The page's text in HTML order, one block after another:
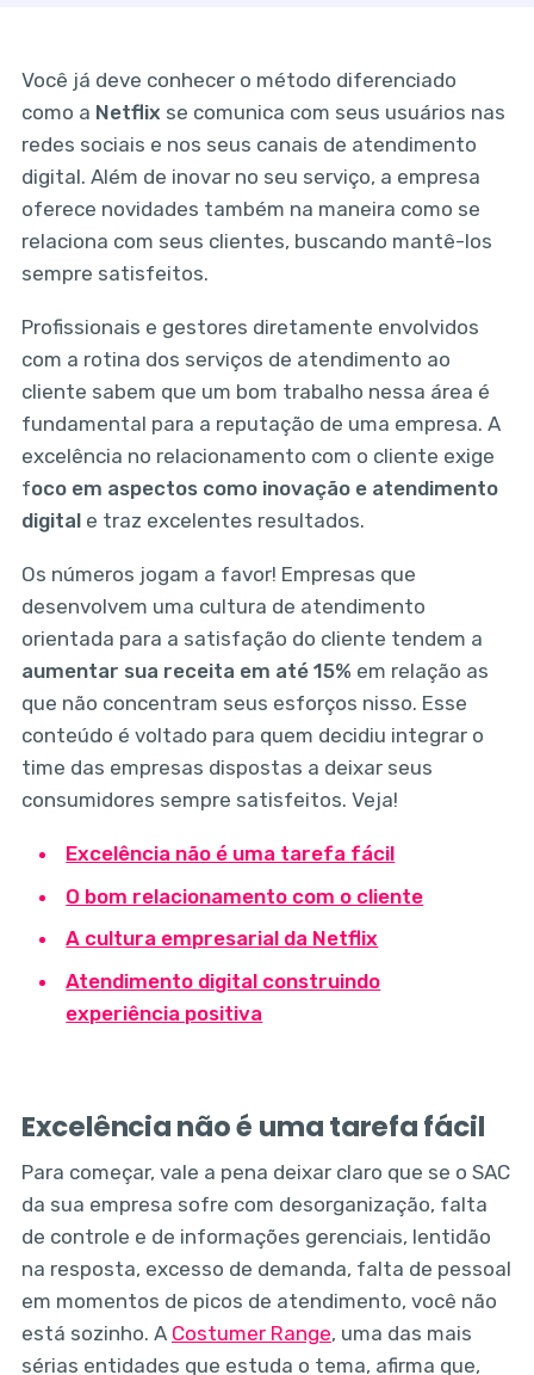
Você já deve conhecer o método diferenciado
como a Netflix se comunica com seus usuários nas
redes sociais e nos seus canais de atendimento
digital. Além de inovar no seu serviço, a empresa
oferece novidades também na maneira como se
relaciona com seus clientes, buscando mantê-los
sempre satisfeitos.
Profissionais e gestores diretamente envolvidos
com a rotina dos serviços de atendimento ao
cliente sabem que um bom trabalho nessa área é
fundamental para a reputação de uma empresa. A
excelência no relacionamento com o cliente exige
foco em aspectos como inovação e atendimento
digitale traz excelentes resultados.
Os números jogam a favor! Empresas que
desenvolvem uma cultura de atendimento
orientada para a satisfação do cliente tendem a
aumentar sua receita em até 15% em relação as
que não concentram seus esforços nisso. Esse
conteúdo é voltado para quem decidiu integrar o
time das empresas dispostas a deixar seus
consumidores sempre satisfeitos. Veja!
Excelência não é uma tarefa fácil
O bom relacionamento com o cliente
A cultura empresarial da Netflix
Atendimento digital construindo
experiência positiva
Excelência não é uma tarefa fácil
Para começar, vale a pena deixar claro que se o SAC
da sua empresa sofre com desorganização, falta
de controle e de informações gerenciais, lentidão
na resposta, excesso de demanda, falta de pessoal
em momentos de picos de atendimento, você não
está sozinho. A Costumer Range, uma das mais
sérias entidades que estuda o tema, afirma que,